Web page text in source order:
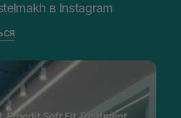
в Instagram